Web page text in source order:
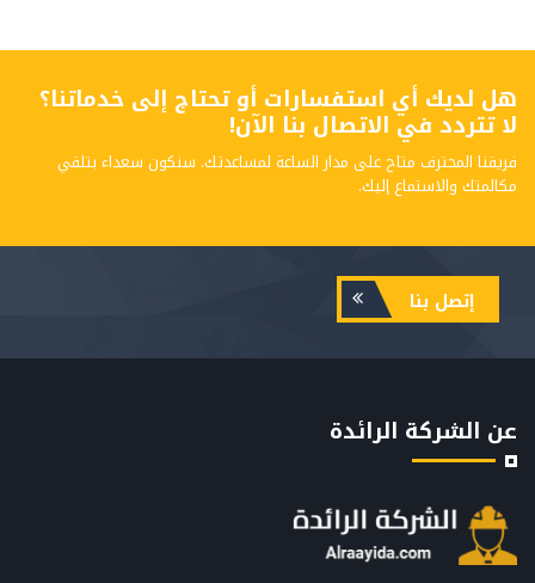
هل لديك أي استفسارات أو تحتاج إلى خدماتنا؟
لا تتردد في الاتصال بنا الآن!
فريقنا المحترف متاح على مدار الساعة لمساعدتك. سنكون سعداء بتلقي
مكالمتك والاستماع إليك.
إتصل بنا
عن الشركة الرائدة